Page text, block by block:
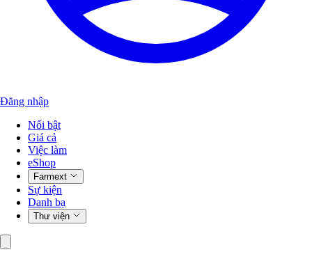
Đăng nhập
Nổi bật
Giá cả
Việc làm
eShop
Farmext
Sự kiện
Danh bạ
Thư viện